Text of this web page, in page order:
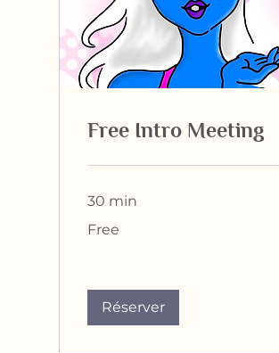
Free Intro Meeting
30 min
Free
Réserver